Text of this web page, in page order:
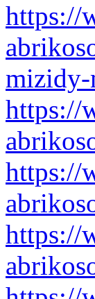
https://
mizidy-
https://
https://
https://